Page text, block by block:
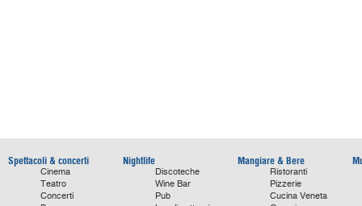
Spettacoli & concerti
Cinema
Teatro
Concerti
Nightlife
Discoteche
Wine Bar
Pub
Mangiare & Bere
Ristoranti
Pizzerie
Cucina Veneta